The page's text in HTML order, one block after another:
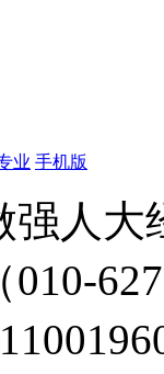
业 手机版
强人大